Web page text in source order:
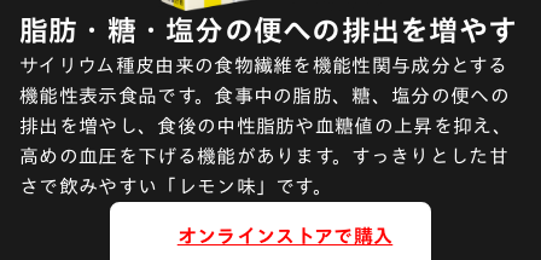
脂肪・糖・塩分の便への排出を増やす
サイリウム種皮由来の食物繊維を機能性関与成分とする
機能性表示食品です。食事中の脂肪、糖、塩分の便への
排出を増やし、食後の中性脂肪や血糖値の上昇を抑え、
高めの血圧を下げる機能があります。すっきりとした甘
さで飲みやすい「レモン味」です。
オンラインストアで購入